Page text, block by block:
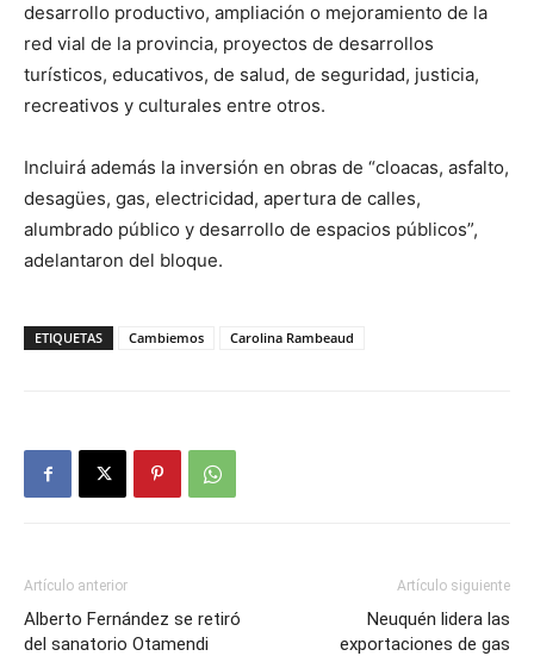
desarrollo productivo, ampliación o mejoramiento de la
red vial de la provincia, proyectos de desarrollos
turísticos, educativos, de salud, de seguridad, justicia,
recreativos y culturales entre otros.
Incluirá además la inversión en obras de “cloacas, asfalto,
desagües, gas, electricidad, apertura de calles,
alumbrado público y desarrollo de espacios públicos”,
adelantaron del bloque.
ETIQUETAS Cambiemos Carolina Rambeaud
Artículo anterior
Alberto Fernández se retiró
del sanatorio Otamendi
Artículo siguiente
Neuquén lidera las
exportaciones de gas